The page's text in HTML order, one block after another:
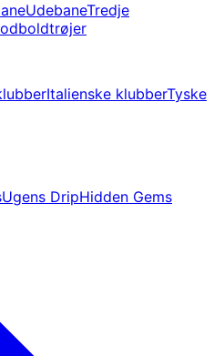
UdebaneTredje
Italienske klubberTyske
Ugens DripHidden Gems